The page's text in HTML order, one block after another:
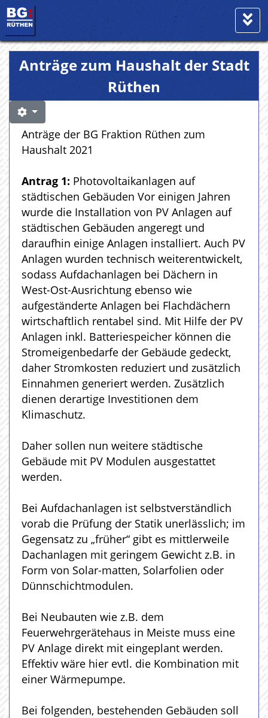
Anträge zum Haushalt der Stadt
Rüthen
Anträge der BG Fraktion Rüthen zum
Haushalt 2021
Antrag 1: Photovoltaikanlagen auf
städtischen Gebäuden Vor einigen Jahren
wurde die Installation von PV Anlagen auf
städtischen Gebäuden angeregt und
daraufhin einige Anlagen installiert. Auch PV
Anlagen wurden technisch weiterentwickelt,
sodass Aufdachanlagen bei Dächern in
West-Ost-Ausrichtung ebenso wie
aufgeständerte Anlagen bei Flachdächern
wirtschaftlich rentabel sind. Mit Hilfe der PV
Anlagen inkl. Batteriespeicher können die
Stromeigenbedarfe der Gebäude gedeckt,
daher Stromkosten reduziert und zusätzlich
Einnahmen generiert werden. Zusätzlich
dienen derartige Investitionen dem
Klimaschutz.
Daher sollen nun weitere städtische
Gebäude mit PV Modulen ausgestattet
werden.
Bei Aufdachanlagen ist selbstverständlich
vorab die Prüfung der Statik unerlässlich; im
Gegensatz zu „früher“ gibt es mittlerweile
Dachanlagen mit geringem Gewicht z.B. in
Form von Solar-matten, Solarfolien oder
Dünnschichtmodulen.
Bei Neubauten wie z.B. dem
Feuerwehrgerätehaus in Meiste muss eine
PV Anlage direkt mit eingeplant werden.
Effektiv wäre hier evtl. die Kombination mit
einer Wärmepumpe.
Bei folgenden, bestehenden Gebäuden soll